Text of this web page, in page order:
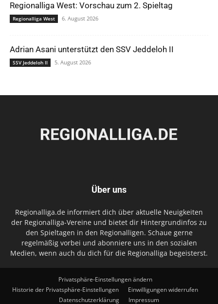
Regionalliga West: Vorschau zum 2. Spieltag
Regionalliga West 6. August 2026
Adrian Asani unterstützt den SSV Jeddeloh II
SSV Jeddeloh II 5. August 2026
Über uns
Regionalliga.de informiert dich über aktuelle Neuigkeiten
der Regionalliga-Vereine und bietet dir Hintergrundinfos zu
den Spieltagen in den Regionalligen. Schaue gerne
regelmäßig vorbei und abonniere uns in den sozialen
Medien, wenn auch du dich für die Regionalliga begeisterst.
Privatsphäre-Einstellungen ändern
Historie der Privatsphäre-Einstellungen
Einwilligungen widerrufen
Datenschutzerklärung
Impressum